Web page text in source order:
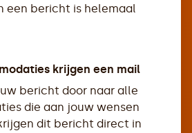
een bericht is helemaal
krijgen een mail
bericht door naar alle
die aan jouw wensen
dit bericht direct in